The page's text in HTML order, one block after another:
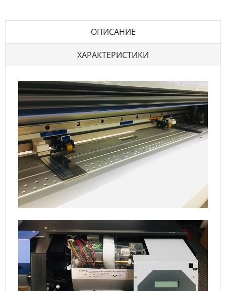
ОПИСАНИЕ
ХАРАКТЕРИСТИКИ